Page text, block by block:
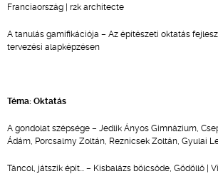
Franciaország | r2k architecte
A tanulás gamifikációja – Az építészeti oktatás
tervezési alapképzésen
Téma: Oktatás
A gondolat szépsége – Jedlik Ányos Gimnázium,
Ádám, Porcsalmy Zoltán, Reznicsek Zoltán, Gyulai
Táncol, játszik épít... – Kisbalázs bölcsőde, Gödöllő |